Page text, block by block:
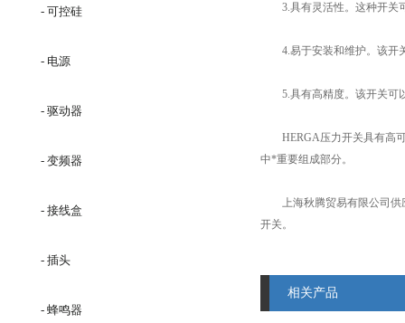
- 可控硅
- 电源
- 驱动器
- 变频器
- 接线盒
- 插头
- 蜂鸣器
3.具有灵活性。这种开关可
4.易于安装和维护。该开关
5.具有高精度。该开关可以
HERGA压力开关具有高可
中*重要组成部分。
上海秋腾贸易有限公司供
开关。
相关产品